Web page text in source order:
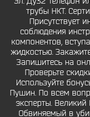
трубы НКТ.
Присутствует
соблюдения
компонентов,
жидкостью.
Запишитесь на
Проверьте
Используйте
Пушин. По всем
эксперты.
Обвиняемый в